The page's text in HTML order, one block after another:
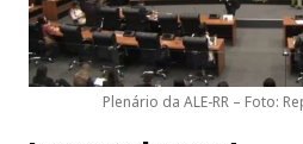
Plenário da ALE-RR – Foto: